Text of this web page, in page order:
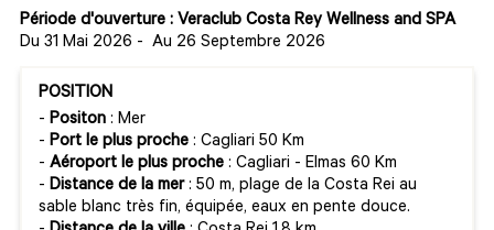
Période d'ouverture : Veraclub Costa Rey Wellness and SPA
Du 31 Mai 2026 - Au 26 Septembre 2026
POSITION
- Positon : Mer
- Port le plus proche : Cagliari 50 Km
- Aéroport le plus proche : Cagliari - Elmas 60 Km
- Distance de la mer: 50 m, plage de la Costa Rei au
sable blanc très fin, équipée, eaux en pente douce.